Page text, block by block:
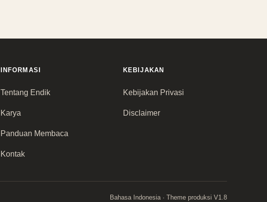
INFORMASI
Tentang Endik
Karya
Panduan Membaca
Kontak
KEBIJAKAN
Kebijakan Privasi
Disclaimer
Bahasa Indonesia · Theme produksi V1.8